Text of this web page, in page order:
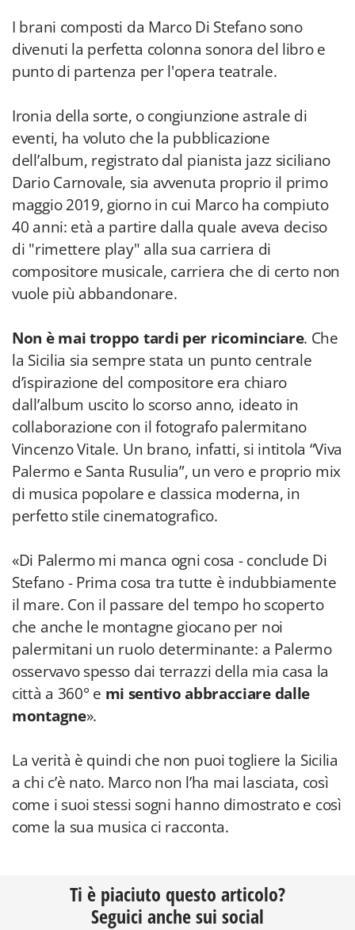
I brani composti da Marco Di Stefano sono
divenuti la perfetta colonna sonora del libro e
punto di partenza per l'opera teatrale.
Ironia della sorte, o congiunzione astrale di
eventi, ha voluto che la pubblicazione
dell’album, registrato dal pianista jazz siciliano
Dario Carnovale, sia avvenuta proprio il primo
maggio 2019, giorno in cui Marco ha compiuto
40 anni: età a partire dalla quale aveva deciso
di "rimettere play" alla sua carriera di
compositore musicale, carriera che di certo non
vuole più abbandonare.
Non è mai troppo tardi per ricominciare. Che
la Sicilia sia sempre stata un punto centrale
d’ispirazione del compositore era chiaro
dall’album uscito lo scorso anno, ideato in
collaborazione con il fotografo palermitano
Vincenzo Vitale. Un brano, infatti, si intitola “Viva
Palermo e Santa Rusulia”, un vero e proprio mix
di musica popolare e classica moderna, in
perfetto stile cinematografico.
«Di Palermo mi manca ogni cosa - conclude Di
Stefano - Prima cosa tra tutte è indubbiamente
il mare. Con il passare del tempo ho scoperto
che anche le montagne giocano per noi
palermitani un ruolo determinante: a Palermo
osservavo spesso dai terrazzi della mia casa la
città a 360° e mi sentivo abbracciare dalle
montagne».
La verità è quindi che non puoi togliere la Sicilia
a chi c’è nato. Marco non l’ha mai lasciata, così
come i suoi stessi sogni hanno dimostrato e così
come la sua musica ci racconta.
Ti è piaciuto questo articolo?
Seguici anche sui social